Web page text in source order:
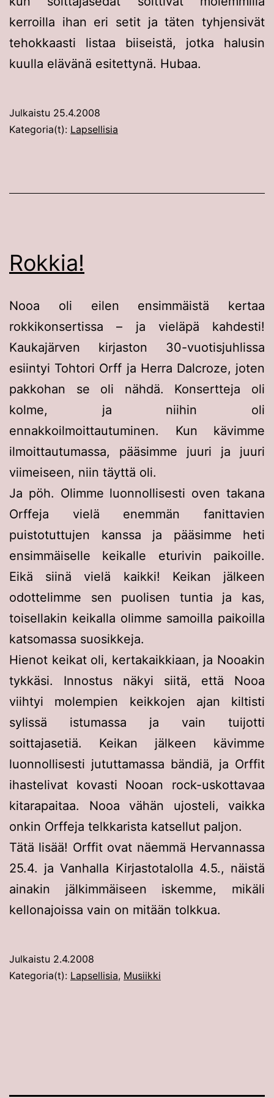
kerroilla ihan eri setit ja täten tyhjensivät
tehokkaasti listaa biiseistä, jotka halusin
kuulla elävänä esitettynä. Hubaa.
Julkaistu 25.4.2008
Kategoria(t): Lapsellisia
Rokkia!
Nooa oli eilen ensimmäistä kertaa
rokkikonsertissa – ja vieläpä kahdesti!
Kaukajärven kirjaston 30-vuotisjuhlissa
esiintyi Tohtori Orff ja Herra Dalcroze, joten
pakkohan se oli nähdä. Konsertteja oli
kolme, ja niihin oli
ennakkoilmoittautuminen. Kun kävimme
ilmoittautumassa, pääsimme juuri ja juuri
viimeiseen, niin täyttä oli.
Ja pöh. Olimme luonnollisesti oven takana
Orffeja vielä enemmän fanittavien
puistotuttujen kanssa ja pääsimme heti
ensimmäiselle keikalle eturivin paikoille.
Eikä siinä vielä kaikki! Keikan jälkeen
odottelimme sen puolisen tuntia ja kas,
toisellakin keikalla olimme samoilla paikoilla
katsomassa suosikkeja.
Hienot keikat oli, kertakaikkiaan, ja Nooakin
tykkäsi. Innostus näkyi siitä, että Nooa
viihtyi molempien keikkojen ajan kiltisti
sylissä istumassa ja vain tuijotti
soittajasetiä. Keikan jälkeen kävimme
luonnollisesti jututtamassa bändiä, ja Orffit
ihastelivat kovasti Nooan rock-uskottavaa
kitarapaitaa. Nooa vähän ujosteli, vaikka
onkin Orffeja telkkarista katsellut paljon.
Tätä lisää! Orffit ovat näemmä Hervannassa
25.4. ja Vanhalla Kirjastotalolla 4.5., näistä
ainakin jälkimmäiseen iskemme, mikäli
kellonajoissa vain on mitään tolkkua.
Julkaistu 2.4.2008
Kategoria(t): Lapsellisia, Musiikki